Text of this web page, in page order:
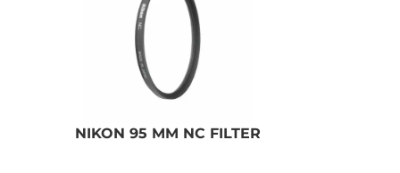
NIKON 95 MM NC FILTER